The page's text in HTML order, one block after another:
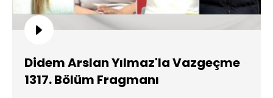
Didem Arslan Yılmaz'la Vazgeçme
1317. Bölüm Fragmanı